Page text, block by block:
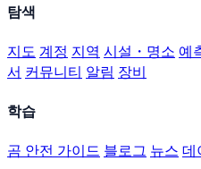
탐색
지도 계정 지역 시설・명소 예
서 커뮤니티 알림 장비
학습
곰 안전 가이드 블로그 뉴스 데